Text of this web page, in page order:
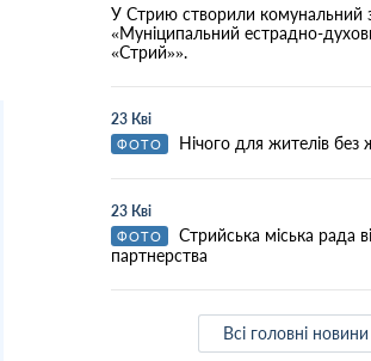
У Стрию створили комунальний
«Муніципальний естрадно-
«Стрий»».
23 Кві
ФОТО Нічого для жителів без
23 Кві
ФОТО
Стрийська міська рада
партнерства
Всі головні новини